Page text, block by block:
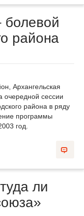
болевой
района
Архангельская
очередной сессии
района в ряду
программы
год.
ли